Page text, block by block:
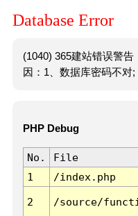
Database Error
(1040) 365建站错误警
因：1、数据库密码不对;
PHP Debug
No. File
1
/index.php
2 /source/